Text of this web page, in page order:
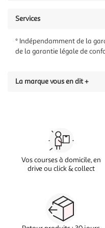
Services
* Indépendamment de la
de la garantie légale de
La marque vous en dit +
Vos courses à domicile, en
drive ou click & collect